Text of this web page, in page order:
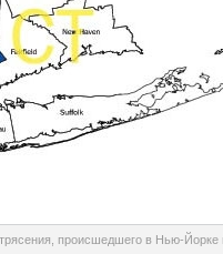
происшедшего в Нью-Йорке